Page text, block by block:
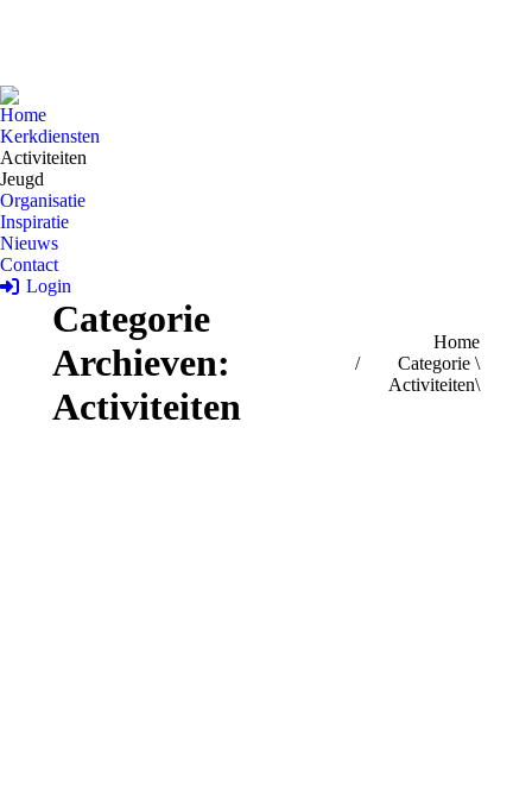
Home
Kerkdiensten
Activiteiten
Jeugd
Organisatie
Inspiratie
Nieuws
Contact
Login
Categorie
Archieven:
Activiteiten
Je bent hier:Home
Categorie \
Activiteiten\